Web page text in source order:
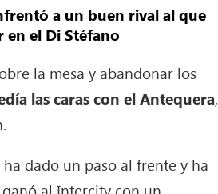
a un buen rival al que
el Di Stéfano
la mesa y abandonar los
las caras con el Antequera,
dado un paso al frente y ha